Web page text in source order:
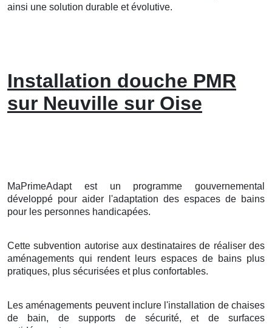
ainsi une solution durable et évolutive.
Installation douche PMR
sur Neuville sur Oise
MaPrimeAdapt est un programme gouvernemental
développé pour aider l'adaptation des espaces de bains
pour les personnes handicapées.
Cette subvention autorise aux destinataires de réaliser des
aménagements qui rendent leurs espaces de bains plus
pratiques, plus sécurisées et plus confortables.
Les aménagements peuvent inclure l'installation de chaises
de bain, de supports de sécurité, et de surfaces